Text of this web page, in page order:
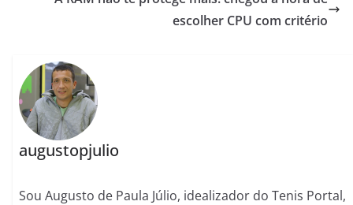
escolher CPU com critério
augustopjulio
Sou Augusto de Paula Júlio, idealizador do Tenis Portal,